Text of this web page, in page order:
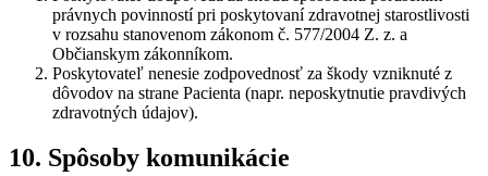
právnych povinností pri poskytovaní zdravotnej starostlivosti
v rozsahu stanovenom zákonom č. 577/2004 Z. z. a
Občianskym zákonníkom.
Poskytovateľ nenesie zodpovednosť za škody vzniknuté z
dôvodov na strane Pacienta (napr. neposkytnutie pravdivých
zdravotných údajov).
10. Spôsoby komunikácie